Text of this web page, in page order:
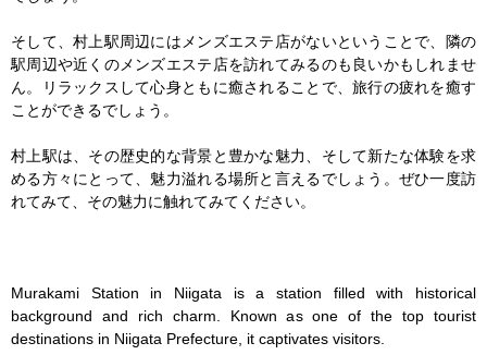
そして、村上駅周辺にはメンズエステ店がないということで、隣の
駅周辺や近くのメンズエステ店を訪れてみるのも良いかもしれませ
ん。リラックスして心身ともに癒されることで、旅行の疲れを癒す
ことができるでしょう。
村上駅は、その歴史的な背景と豊かな魅力、そして新たな体験を求
める方々にとって、魅力溢れる場所と言えるでしょう。ぜひ一度訪
れてみて、その魅力に触れてみてください。
Murakami Station in Niigata is a station filled with historical
background and rich charm. Known as one of the top tourist
destinations in Niigata Prefecture, it captivates visitors.